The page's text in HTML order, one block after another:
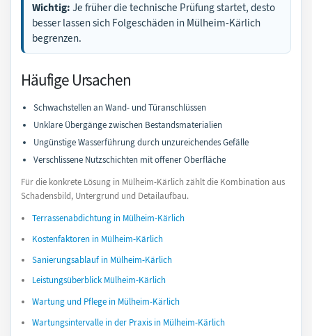
Wichtig: Je früher die technische Prüfung startet, desto
besser lassen sich Folgeschäden in Mülheim-Kärlich
begrenzen.
Häufige Ursachen
Schwachstellen an Wand- und Türanschlüssen
Unklare Übergänge zwischen Bestandsmaterialien
Ungünstige Wasserführung durch unzureichendes Gefälle
Verschlissene Nutzschichten mit offener Oberfläche
Für die konkrete Lösung in Mülheim-Kärlich zählt die Kombination aus
Schadensbild, Untergrund und Detailaufbau.
Terrassenabdichtung in Mülheim-Kärlich
Kostenfaktoren in Mülheim-Kärlich
Sanierungsablauf in Mülheim-Kärlich
Leistungsüberblick Mülheim-Kärlich
Wartung und Pflege in Mülheim-Kärlich
Wartungsintervalle in der Praxis in Mülheim-Kärlich